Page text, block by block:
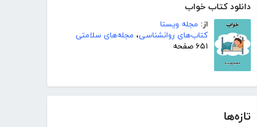
دانلود کتاب خواب
از: مجله ویستا
کتاب‌های روانشناسی، مجله‌های سلامتی
۶۵۱ صفحه
تازه‌ها